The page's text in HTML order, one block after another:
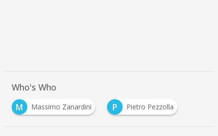
Who's Who
M
Massimo Zanardini P Pietro Pezzolla